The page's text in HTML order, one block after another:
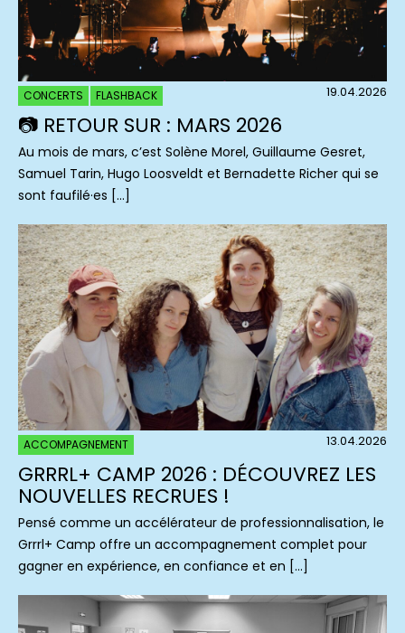
CONCERTS FLASHBACK 19.04.2026
📷 RETOUR SUR : MARS 2026
Au mois de mars, c’est Solène Morel, Guillaume Gesret,
Samuel Tarin, Hugo Loosveldt et Bernadette Richer qui se
sont faufilé·es […]
ACCOMPAGNEMENT 13.04.2026
GRRRL+ CAMP 2026 : DÉCOUVREZ LES
NOUVELLES RECRUES !
Pensé comme un accélérateur de professionnalisation, le
Grrrl+ Camp offre un accompagnement complet pour
gagner en expérience, en confiance et en […]